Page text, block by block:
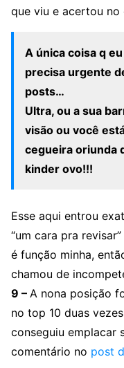
que viu e acertou no
A única coisa q
precisa urgente
posts…
Ultra, ou a sua
visão ou você
cegueira oriunda
kinder ovo!!!
Esse aqui entrou
“um cara pra
é função minha,
chamou de
9 – A nona posição
no top 10 duas
conseguiu emplacar
comentário no post